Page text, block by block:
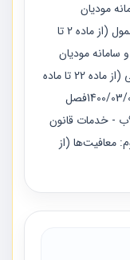
مودیان
1398/07/21فصل دوم- تکالیف اشخاص مشمول (از ماده 2 تا
و سامانه مودیان
1398/07/21فصل پنجم- ضمانت های اجرایی (از ماده 22 تا ماده
25)ماده 22 قانون مالیات بر ارزش افزوده 1400/03/02فصل
سوم: معافیت‌ها (از ماده 9 تا ماده 12)ماده 9ب - خدمات قانون
1400/03/02فصل سوم: معافیت‌ها (از